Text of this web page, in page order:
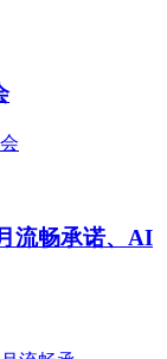
流畅承诺、AI